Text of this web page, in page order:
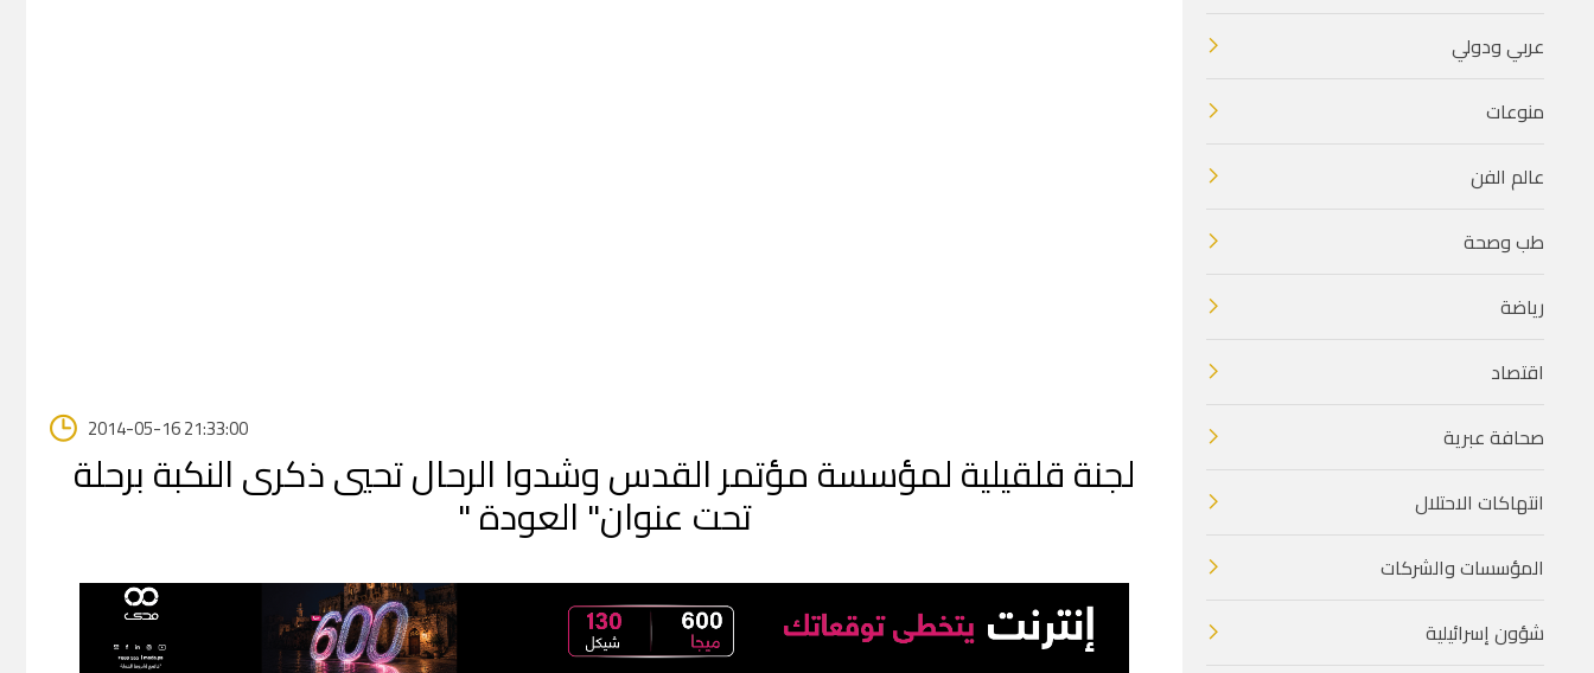
2014-05-16 21:33:00
لجنة قلقيلية لمؤسسة مؤتمر القدس وشدوا الرحال تحيي ذكرى النكبة برحلة
تحت عنوان" العودة "
عربي ودولي
منوعات
عالم الفن
طب وصحة
رياضة
اقتصاد
صحافة عبرية
انتهاكات الاحتلال
المؤسسات والشركات
شؤون إسرائيلية